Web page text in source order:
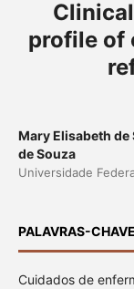
profile of
Mary Elisabeth de
de Souza
Universidade
PALAVRAS-
Cuidados de